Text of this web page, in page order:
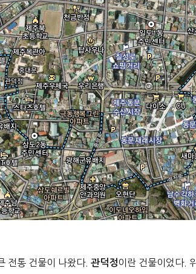
전통 건물이 나왔다. 관덕정 이란 건물이었다.